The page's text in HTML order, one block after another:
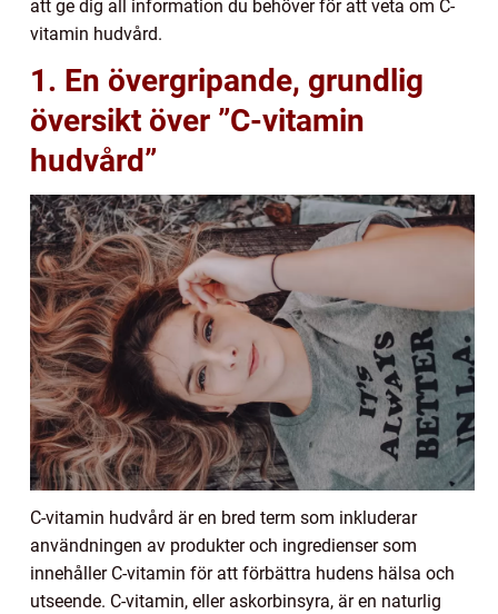
att ge dig all information du behöver för att veta om C-
vitamin hudvård.
1. En övergripande, grundlig
översikt över ”C-vitamin
hudvård”
C-vitamin hudvård är en bred term som inkluderar
användningen av produkter och ingredienser som
innehåller C-vitamin för att förbättra hudens hälsa och
utseende. C-vitamin, eller askorbinsyra, är en naturlig